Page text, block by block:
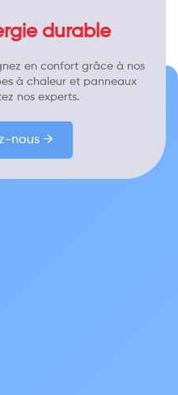
durable
en confort grâce à nos
à chaleur et panneaux
nos experts.
nous →